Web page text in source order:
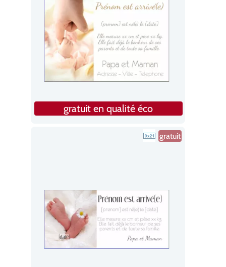
gratuit en qualité éco
gratuit